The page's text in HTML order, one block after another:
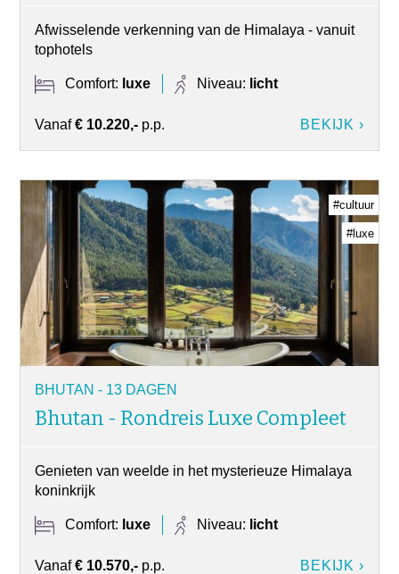
Afwisselende verkenning van de Himalaya - vanuit
tophotels
Comfort: luxe Niveau: licht
Vanaf€ 10.220,- p.p. BEKIJK ›
#cultuur
#luxe
BHUTAN - 13 DAGEN
Bhutan - Rondreis Luxe Compleet
Genieten van weelde in het mysterieuze Himalaya
koninkrijk
Comfort: luxe Niveau: licht
Vanaf€ 10.570,- p.p. BEKIJK ›